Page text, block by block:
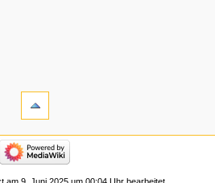
am 9. Juni 2025 um 00:04 Uhr bearbeitet.